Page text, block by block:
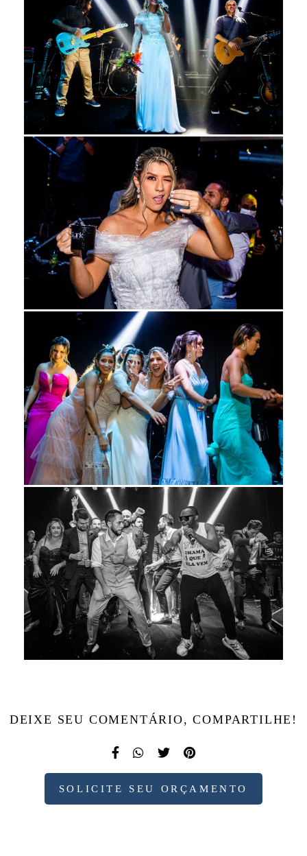
DEIXE SEU COMENTÁRIO, COMPARTILHE!
SOLICITE SEU ORÇAMENTO